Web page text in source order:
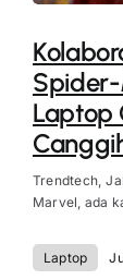
Laptop
Trendtech,
Marvel, ada
Laptop